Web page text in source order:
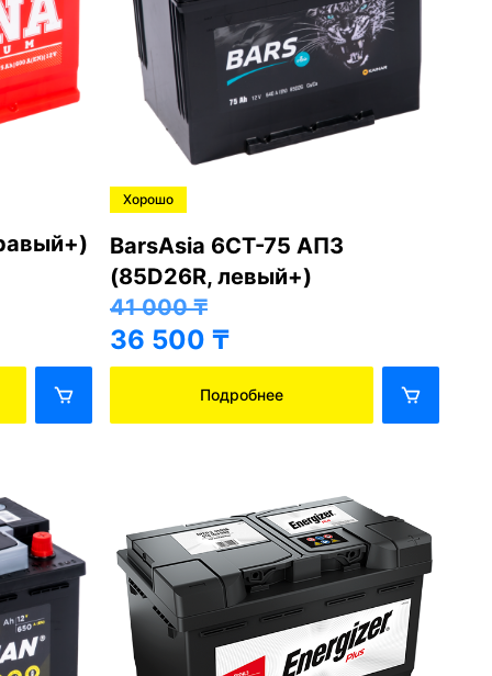
Хорошо
BarsAsia 6СТ-75 АПЗ
(85D26R, левый+)
41 000₸
36 500 ₸
Подробнее